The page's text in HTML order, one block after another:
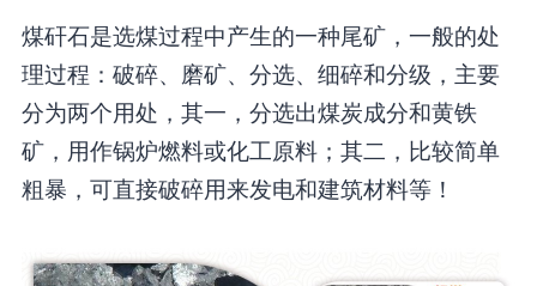
煤矸石是选煤过程中产生的一种尾矿，一般的处
理过程：破碎、磨矿、分选、细碎和分级，主要
分为两个用处，其一，分选出煤炭成分和黄铁
矿，用作锅炉燃料或化工原料；其二，比较简单
粗暴，可直接破碎用来发电和建筑材料等！